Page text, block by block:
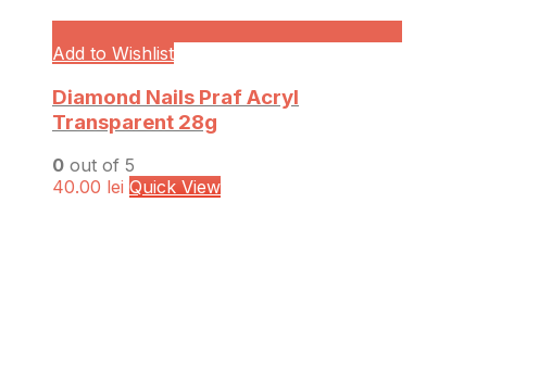
Add to Wishlist
Diamond Nails Praf Acryl
Transparent 28g
0 out of 5
40.00 lei Quick View